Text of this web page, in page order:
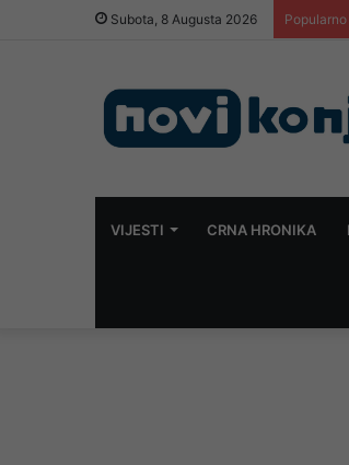
Subota, 8 Augusta 2026 Popularno
VIJESTI CRNA HRONIKA